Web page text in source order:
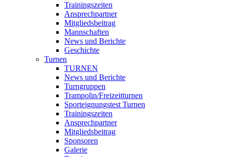
Trainingszeiten
Ansprechpartner
Mitgliedsbeitrag
Mannschaften
News und Berichte
Geschichte
Turnen
TURNEN
News und Berichte
Turngruppen
Trampolin/Freizeitturnen
Sporteignungstest Turnen
Trainingszeiten
Ansprechpartner
Mitgliedsbeitrag
Sponsoren
Galerie